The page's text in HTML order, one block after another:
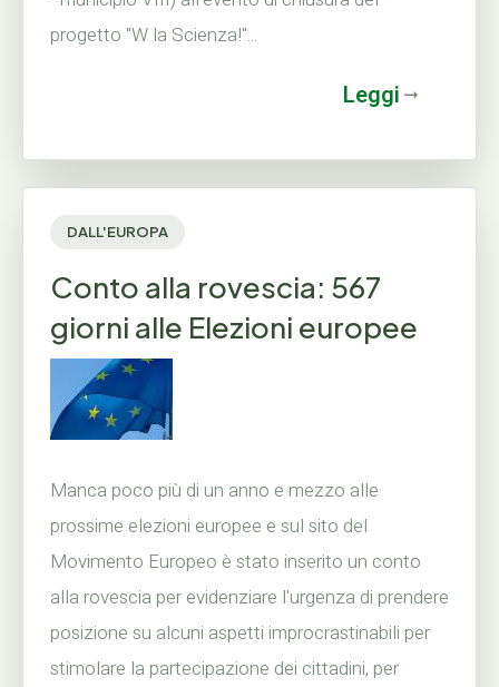
progetto "W la Scienza!"...
Leggi
DALL'EUROPA
Conto alla rovescia: 567
giorni alle Elezioni europee
Manca poco più di un anno e mezzo alle
prossime elezioni europee e sul sito del
Movimento Europeo è stato inserito un conto
alla rovescia per evidenziare l'urgenza di prendere
posizione su alcuni aspetti improcrastinabili per
stimolare la partecipazione dei cittadini, per